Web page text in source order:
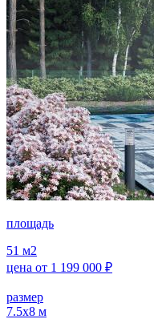
площадь
51 м2
цена от 1 199 000 ₽
размер
7.5х8 м